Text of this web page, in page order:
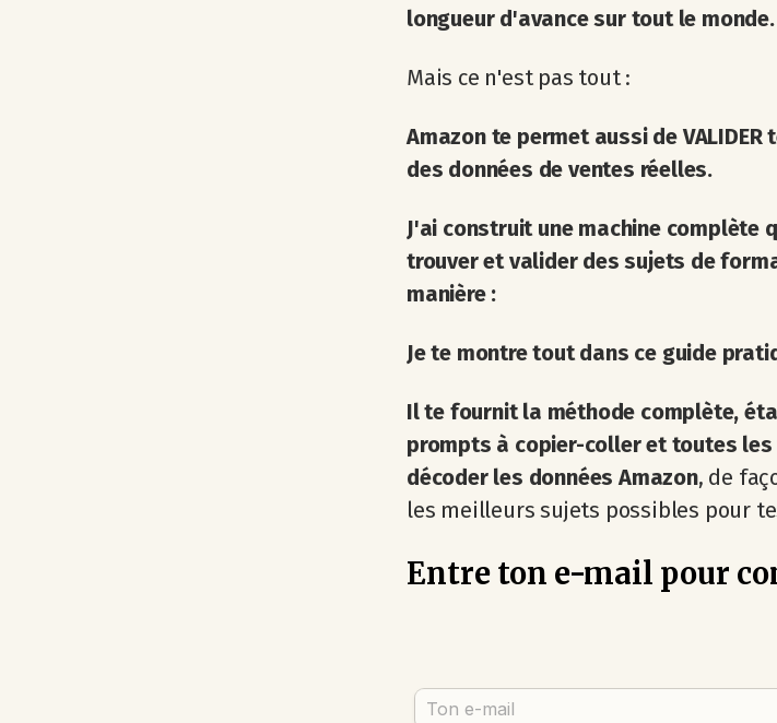
longueur d'avance sur tout le monde.
Mais ce n'est pas tout :
Amazon te permet aussi de
des données de ventes réelles.
J'ai construit une machine complète
trouver et valider des sujets de
manière :
Je te montre tout dans ce guide
Il te fournit la méthode complète,
prompts à copier-coller et toutes
décoder les données Amazon, de
les meilleurs sujets possibles pour
Entre ton e-mail pour